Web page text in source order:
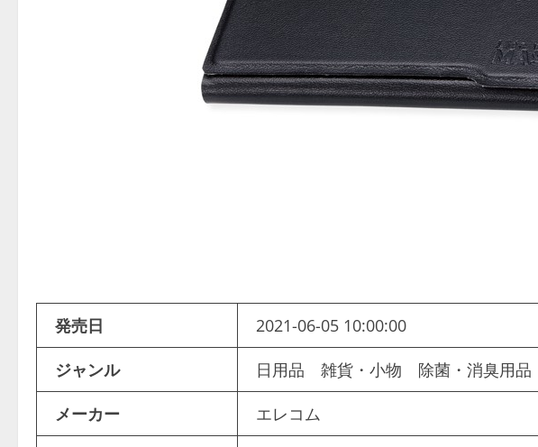
発売日 2021-06-05 10:00:00
ジャンル 日用品 雑貨・小物 除菌・消臭用品
メーカー エレコム